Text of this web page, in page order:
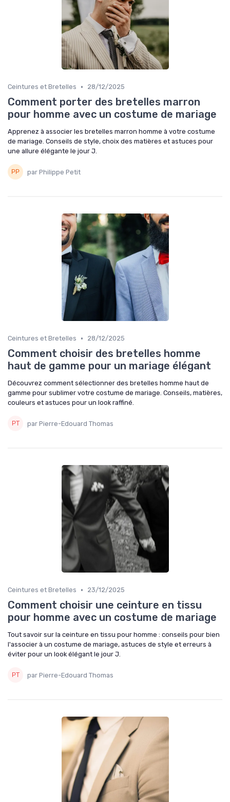
Ceintures et Bretelles • 28/12/2025
Comment porter des bretelles marron
pour homme avec un costume de mariage
Apprenez à associer les bretelles marron homme à votre costume
de mariage. Conseils de style, choix des matières et astuces pour
une allure élégante le jour J.
par Philippe Petit
Ceintures et Bretelles • 28/12/2025
Comment choisir des bretelles homme
haut de gamme pour un mariage élégant
Découvrez comment sélectionner des bretelles homme haut de
gamme pour sublimer votre costume de mariage. Conseils, matières,
couleurs et astuces pour un look raffiné.
par Pierre-Edouard Thomas
Ceintures et Bretelles • 23/12/2025
Comment choisir une ceinture en tissu
pour homme avec un costume de mariage
Tout savoir sur la ceinture en tissu pour homme : conseils pour bien
l'associer à un costume de mariage, astuces de style et erreurs à
éviter pour un look élégant le jour J.
par Pierre-Edouard Thomas